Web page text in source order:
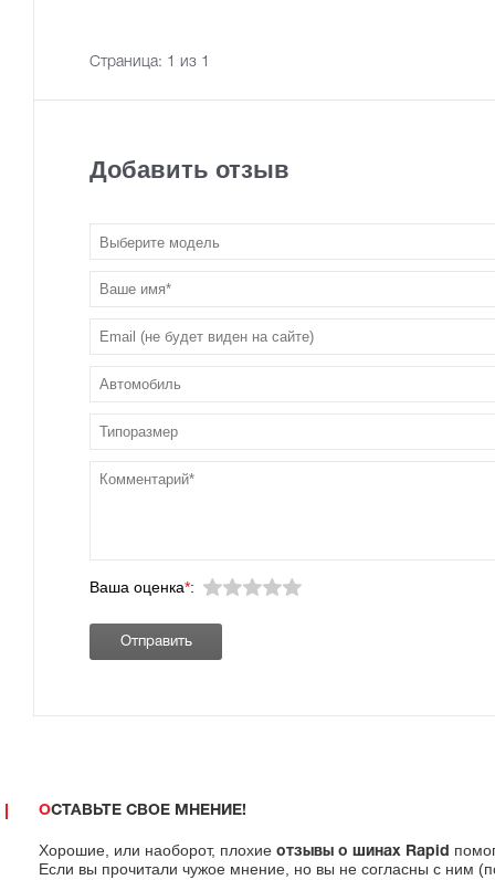
Страница: 1 из 1
Добавить отзыв
Выберите модель
Ваша оценка*:
ОСТАВЬТЕ СВОЕ МНЕНИЕ!
Хорошие, или наоборот, плохие отзывы о шинах Rapid
Если вы прочитали чужое мнение, но вы не согласны с ним